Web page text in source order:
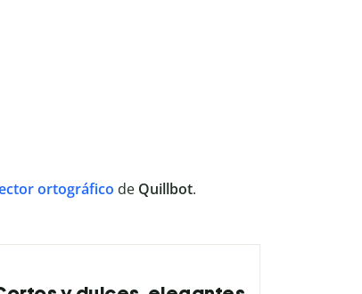
ortográfico de Quillbot.